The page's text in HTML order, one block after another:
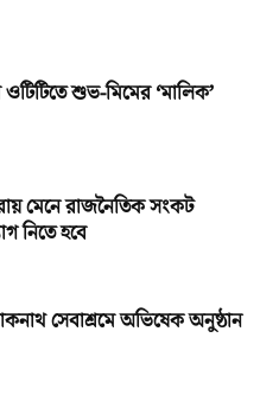
ওটিটিতে শুভ-মিমের ‘মালিক’
মেনে রাজনৈতিক সংকট
নিতে হবে
সেবাশ্রমে অভিষেক অনুষ্ঠান